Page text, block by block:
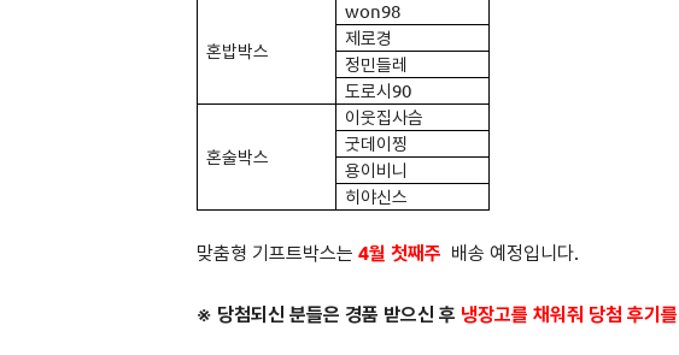
혼밥박스
won98
제로경
정민들레
도로시90
혼술박스
이웃집사슴
굿데이찡
용이비니
히야신스
맞춤형 기프트박스는4월 첫째주 배송 예정입니다.
※ 당첨되신 분들은경품 받으신 후 냉장고를 채워줘 당첨 후기